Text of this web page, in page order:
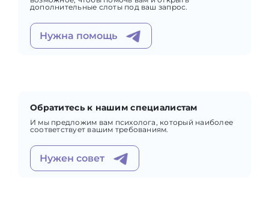
дополнительные слоты под ваш запрос.
Нужна помощь
Обратитесь к нашим специалистам
И мы предложим вам психолога, который наиболее
соответствует вашим требованиям.
Нужен совет